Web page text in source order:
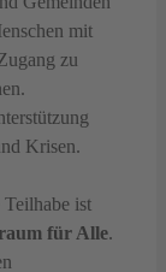
mit
zu
Krisen.
ist
für Alle.